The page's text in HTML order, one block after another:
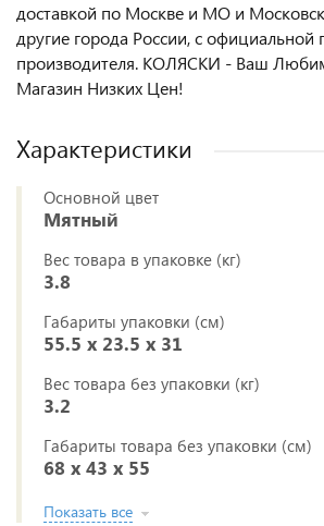
доставкой по Москве и МО и
другие города России, с официальной
производителя. КОЛЯСКИ - Ваш
Магазин Низких Цен!
Характеристики
Основной цвет
Мятный
Вес товара в упаковке (кг)
3.8
Габариты упаковки (см)
55.5 x 23.5 x 31
Вес товара без упаковки (кг)
3.2
Габариты товара без упаковки (см)
68 x 43 x 55
Показать все